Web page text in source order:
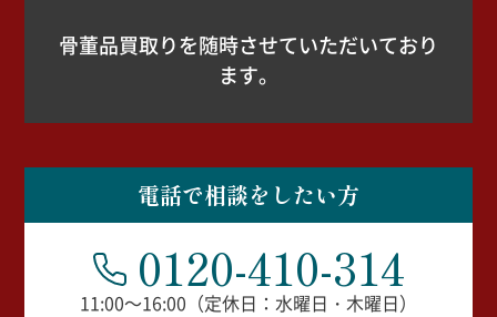
骨董品買取りを随時させていただいており
ます。
電話で相談をしたい方
0120-410-314
11:00～16:00（定休日：水曜日・木曜日）